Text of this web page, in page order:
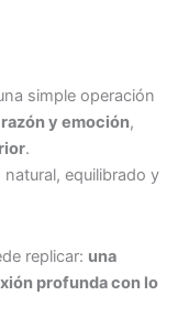
simple operación
razón y emoción,
.
equilibrado y
replicar: una
profunda con lo